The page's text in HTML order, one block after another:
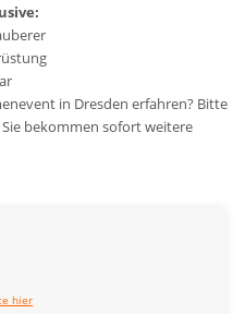
in Dresden erfahren? Bitte
bekommen sofort weitere
hier